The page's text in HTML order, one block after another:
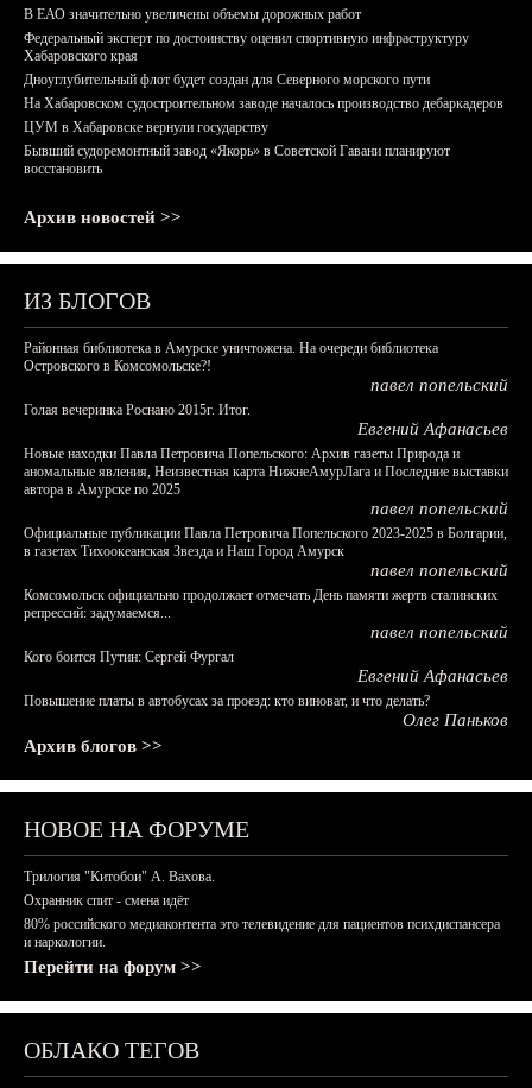
В ЕАО значительно увеличены объемы дорожных работ
Федеральный эксперт по достоинству оценил спортивную инфраструктуру
Хабаровского края
Дноуглубительный флот будет создан для Северного морского пути
На Хабаровском судостроительном заводе началось производство дебаркадеров
ЦУМ в Хабаровске вернули государству
Бывший судоремонтный завод «Якорь» в Советской Гавани планируют
восстановить
Архив новостей >>
ИЗ БЛОГОВ
Районная библиотека в Амурске уничтожена. На очереди библиотека
Островского в Комсомольске?!
павел попельский
Голая вечеринка Роснано 2015г. Итог.
Евгений Афанасьев
Новые находки Павла Петровича Попельского: Архив газеты Природа и
аномальные явления, Неизвестная карта НижнеАмурЛага и Последние выставки
автора в Амурске по 2025
павел попельский
Официальные публикации Павла Петровича Попельского 2023-2025 в Болгарии,
в газетах Тихоокеанская Звезда и Наш Город Амурск
павел попельский
Комсомольск официально продолжает отмечать День памяти жертв сталинских
репрессий: задумаемся...
павел попельский
Кого боится Путин: Сергей Фургал
Евгений Афанасьев
Повышение платы в автобусах за проезд: кто виноват, и что делать?
Олег Паньков
Архив блогов >>
НОВОЕ НА ФОРУМЕ
Трилогия "Китобои" А. Вахова.
Охранник спит - смена идёт
80% российского медиаконтента это телевидение для пациентов психдиспансера
и наркологии.
Перейти на форум >>
ОБЛАКО ТЕГОВ